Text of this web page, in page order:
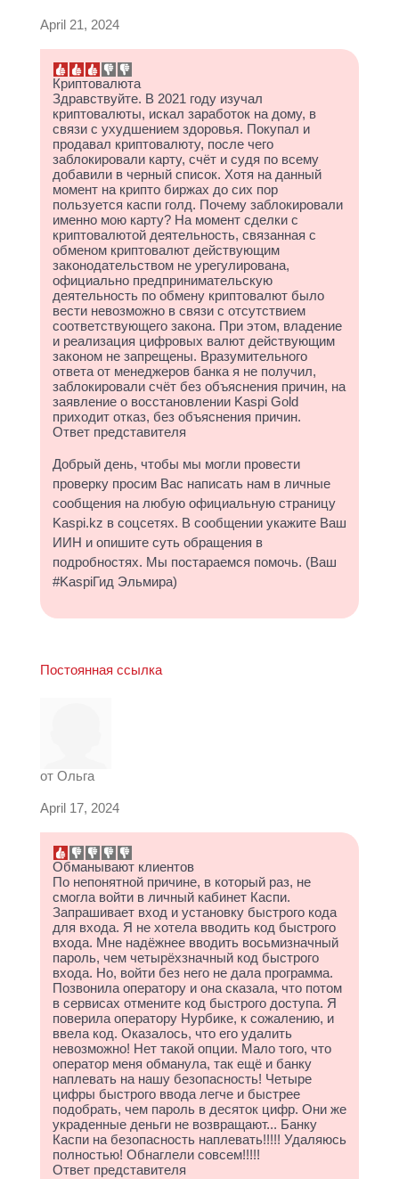
April 21, 2024
Криптовалюта
Здравствуйте. В 2021 году изучал
криптовалюты, искал заработок на дому, в
связи с ухудшением здоровья. Покупал и
продавал криптовалюту, после чего
заблокировали карту, счёт и судя по всему
добавили в черный список. Хотя на данный
момент на крипто биржах до сих пор
пользуется каспи голд. Почему заблокировали
именно мою карту? На момент сделки с
криптовалютой деятельность, связанная с
обменом криптовалют действующим
законодательством не урегулирована,
официально предпринимательскую
деятельность по обмену криптовалют было
вести невозможно в связи с отсутствием
соответствующего закона. При этом, владение
и реализация цифровых валют действующим
законом не запрещены. Вразумительного
ответа от менеджеров банка я не получил,
заблокировали счёт без объяснения причин, на
заявление о восстановлении Kaspi Gold
приходит отказ, без объяснения причин.
Ответ представителя
Добрый день, чтобы мы могли провести
проверку просим Вас написать нам в личные
сообщения на любую официальную страницу
Kaspi.kz в соцсетях. В сообщении укажите Ваш
ИИН и опишите суть обращения в
подробностях. Мы постараемся помочь. (Ваш
#KaspiГид Эльмира)
Постоянная ссылка
от Ольга
April 17, 2024
Обманывают клиентов
По непонятной причине, в который раз, не
смогла войти в личный кабинет Каспи.
Запрашивает вход и установку быстрого кода
для входа. Я не хотела вводить код быстрого
входа. Мне надёжнее вводить восьмизначный
пароль, чем четырёхзначный код быстрого
входа. Но, войти без него не дала программа.
Позвонила оператору и она сказала, что потом
в сервисах отмените код быстрого доступа. Я
поверила оператору Нурбике, к сожалению, и
ввела код. Оказалось, что его удалить
невозможно! Нет такой опции. Мало того, что
оператор меня обманула, так ещё и банку
наплевать на нашу безопасность! Четыре
цифры быстрого ввода легче и быстрее
подобрать, чем пароль в десяток цифр. Они же
украденные деньги не возвращают... Банку
Каспи на безопасность наплевать!!!!! Удаляюсь
полностью! Обнаглели совсем!!!!!
Ответ представителя